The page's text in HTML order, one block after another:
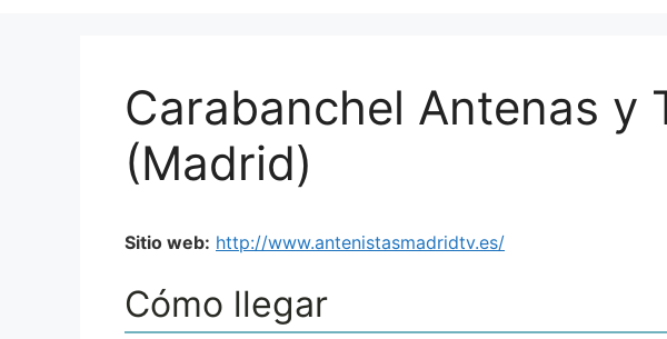
Carabanchel Antenas y
(Madrid)
Sitio web: http://www.antenistasmadridtv.es/
Cómo llegar